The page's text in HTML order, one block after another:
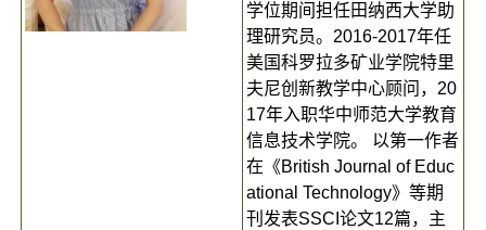
学位期间担任田纳西大学助
理研究员。2016-2017年任
美国科罗拉多矿业学院特里
夫尼创新教学中心顾问，20
17年入职华中师范大学教育
信息技术学院。 以第一作者
在《British Journal of Educ
ational Technology》等期
刊发表SSCI论文12篇，主